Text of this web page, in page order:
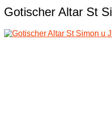
Gotischer Altar St